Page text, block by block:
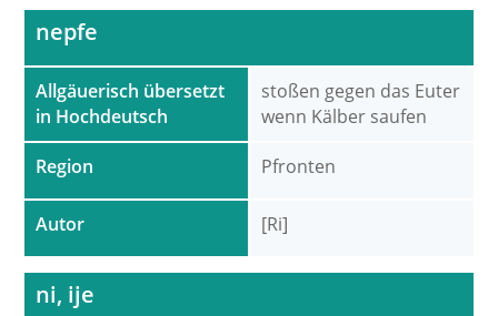
Allgäuerisch übersetzt
in Hochdeutsch
Region
Autor
nepfe
stoßen gegen das Euter
wenn Kälber saufen
Pfronten
[Ri]
ni, ije